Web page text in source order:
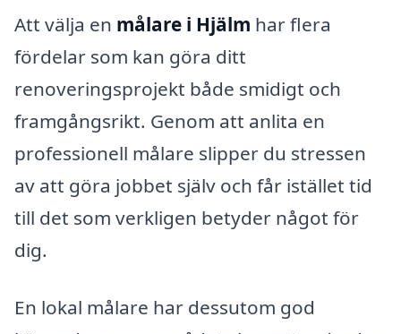
Att välja en målare i Hjälm har flera
fördelar som kan göra ditt
renoveringsprojekt både smidigt och
framgångsrikt. Genom att anlita en
professionell målare slipper du stressen
av att göra jobbet själv och får istället tid
till det som verkligen betyder något för
dig.
En lokal målare har dessutom god